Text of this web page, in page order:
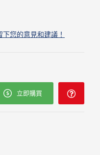
您的意見和建議！
立即購買